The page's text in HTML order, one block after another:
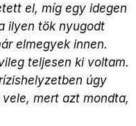
el, míg egy idegen
ilyen tök nyugodt
elmegyek innen.
teljesen ki voltam.
úgy
mert azt mondta,